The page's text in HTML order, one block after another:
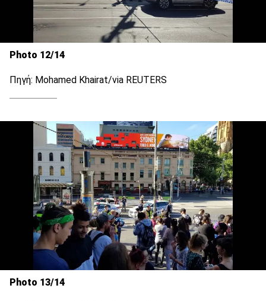
Photo 12/14
Πηγή: Mohamed Khairat/via REUTERS
Photo 13/14